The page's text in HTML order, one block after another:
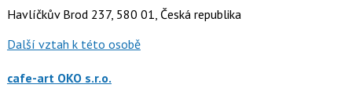
Havlíčkův Brod 237, 580 01, Česká republika
Další vztah k této osobě
cafe-art OKO s.r.o.